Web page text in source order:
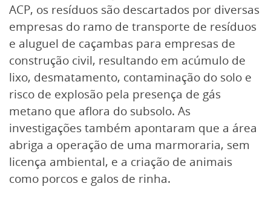
ACP, os resíduos são descartados por diversas
empresas do ramo de transporte de resíduos
e aluguel de caçambas para empresas de
construção civil, resultando em acúmulo de
lixo, desmatamento, contaminação do solo e
risco de explosão pela presença de gás
metano que aflora do subsolo. As
investigações também apontaram que a área
abriga a operação de uma marmoraria, sem
licença ambiental, e a criação de animais
como porcos e galos de rinha.